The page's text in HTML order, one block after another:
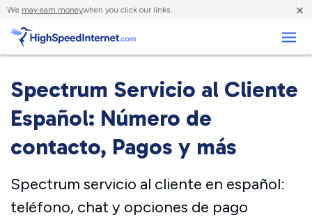
We may earn moneywhen you click our links. ×
Spectrum Servicio al Cliente
Español: Número de
contacto, Pagos y más
Spectrum servicio al cliente en español:
teléfono, chat y opciones de pago